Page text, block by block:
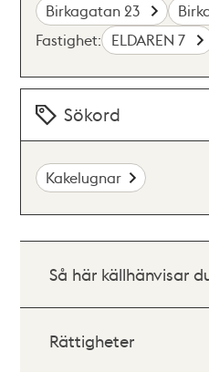
Birkagatan 23
Fastighet: ELDAREN 7
Sökord
Kakelugnar
Så här källhänvisar
Rättigheter